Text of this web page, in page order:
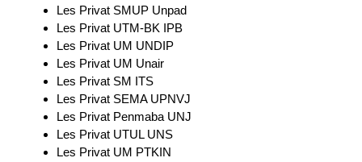
Les Privat SMUP Unpad
Les Privat UTM-BK IPB
Les Privat UM UNDIP
Les Privat UM Unair
Les Privat SM ITS
Les Privat SEMA UPNVJ
Les Privat Penmaba UNJ
Les Privat UTUL UNS
Les Privat UM PTKIN